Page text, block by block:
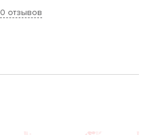
0 отзывов